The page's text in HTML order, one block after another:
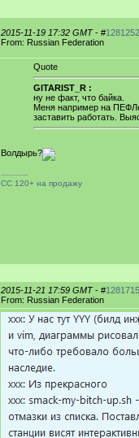
2015-11-19 17:32 GMT- #
From: Russian Federation
Quote
GITARIST_R :
ну не факт, что байка.
Меня например на
заставить работать.
Волдырь?
-----------
СС 120+ на продажу
2015-11-21 17:59 GMT- #
From: Russian Federation